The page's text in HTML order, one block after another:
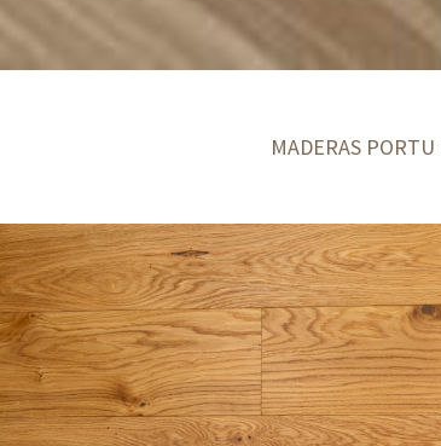
MADERAS PORTU